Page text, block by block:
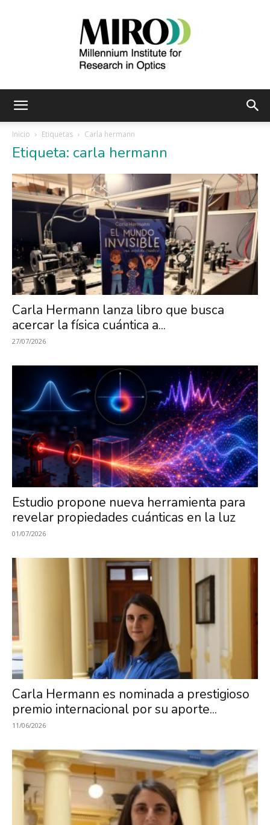
de
Investigación
en
Óptica,
MIRO
Inicio Etiquetas Carla hermann
Etiqueta: carla hermann
Carla Hermann lanza libro que busca
acercar la física cuántica a...
27/07/2026
Estudio propone nueva herramienta para
revelar propiedades cuánticas en la luz
01/07/2026
Carla Hermann es nominada a prestigioso
premio internacional por su aporte...
11/06/2026